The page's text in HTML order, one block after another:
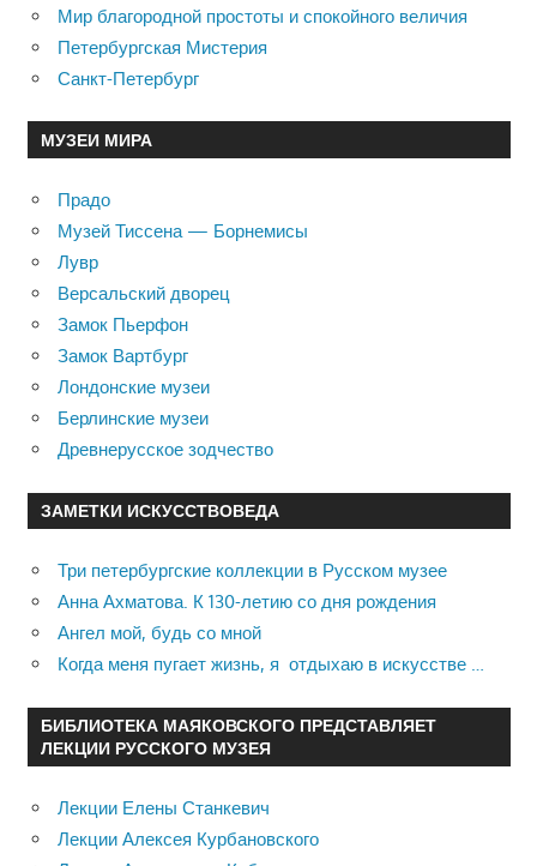
Мир благородной простоты и спокойного величия
Петербургская Мистерия
Санкт-Петербург
МУЗЕИ МИРА
Прадо
Музей Тиссена — Борнемисы
Лувр
Версальский дворец
Замок Пьерфон
Замок Вартбург
Лондонские музеи
Берлинские музеи
Древнерусское зодчество
ЗАМЕТКИ ИСКУССТВОВЕДА
Три петербургские коллекции в Русском музее
Анна Ахматова. К 130-летию со дня рождения
Ангел мой, будь со мной
Когда меня пугает жизнь, я отдыхаю в искусстве …
БИБЛИОТЕКА МАЯКОВСКОГО ПРЕДСТАВЛЯЕТ
ЛЕКЦИИ РУССКОГО МУЗЕЯ
Лекции Елены Станкевич
Лекции Алексея Курбановского